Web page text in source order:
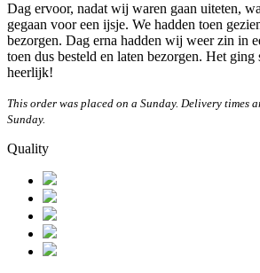
Dag ervoor, nadat wij waren gaan uiteten,
gegaan voor een ijsje. We hadden toen
bezorgen. Dag erna hadden wij weer zin in
toen dus besteld en laten bezorgen. Het ging
heerlijk!
This order was placed on a Sunday. Delivery times
Sunday.
Quality